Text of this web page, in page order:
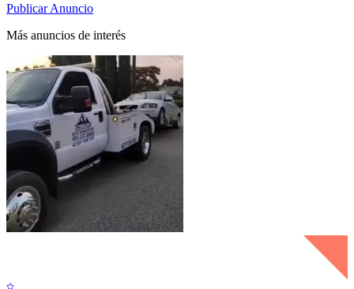
Publicar Anuncio
Más anuncios de interés